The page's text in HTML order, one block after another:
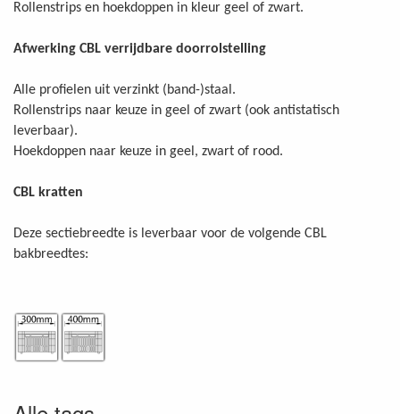
Rollenstrips en hoekdoppen in kleur geel of zwart.
Afwerking CBL verrijdbare doorrolstelling
Alle profielen uit verzinkt (band-)staal.
Rollenstrips naar keuze in geel of zwart (ook antistatisch
leverbaar).
Hoekdoppen naar keuze in geel, zwart of rood.
CBL kratten
Deze sectiebreedte is leverbaar voor de volgende CBL
bakbreedtes: